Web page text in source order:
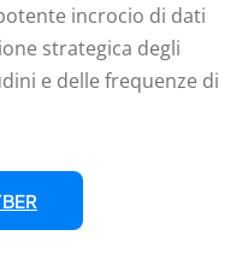
incrocio di dati
strategica degli
e delle frequenze di